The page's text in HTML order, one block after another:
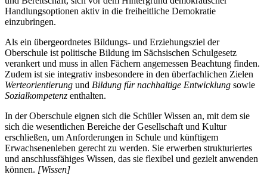
Handlungsoptionen aktiv in die freiheitliche Demokratie
einzubringen.
Als ein übergeordnetes Bildungs- und Erziehungsziel der
Oberschule ist politische Bildung im Sächsischen Schulgesetz
verankert und muss in allen Fächern angemessen Beachtung finden.
Zudem ist sie integrativ insbesondere in den überfachlichen Zielen
Werteorientierung und Bildung für nachhaltige Entwicklung sowie
Sozialkompetenz enthalten.
In der Oberschule eignen sich die Schüler Wissen an, mit dem sie
sich die wesentlichen Bereiche der Gesellschaft und Kultur
erschließen, um Anforderungen in Schule und künftigem
Erwachsenenleben gerecht zu werden. Sie erwerben strukturiertes
und anschlussfähiges Wissen, das sie flexibel und gezielt anwenden
können. [Wissen]